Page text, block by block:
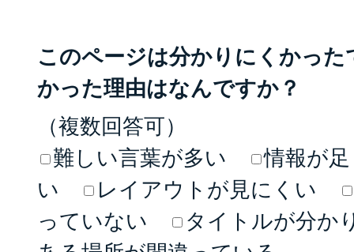
このページは分かりにくかっ
かった理由はなんですか？
（複数回答可）
難しい言葉が多い
情報が
い
レイアウトが見にくい
っていない
タイトルが分か